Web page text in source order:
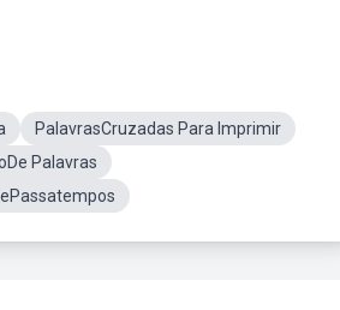
PalavrasCruzadas Para Imprimir
Palavras